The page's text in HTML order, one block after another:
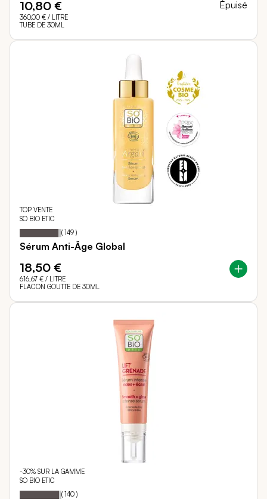
10,80 €
360,00 € / LITRE
TUBE DE 30ML
Épuisé
TOP VENTE
SO BIO ETIC
Notation: 93
% of
( 149 )
Sérum Anti-Âge Global
18,50 €
616,67 € / LITRE
FLACON GOUTTE DE 30ML
-30% SUR LA GAMME
SO BIO ETIC
Notation: 94
% of
( 140 )